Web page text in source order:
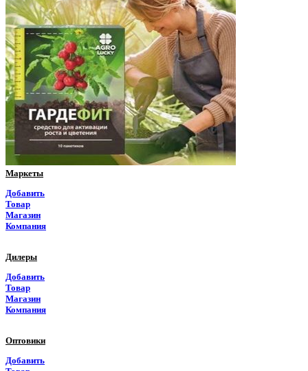
Орловская область
Пензенская область
Пермский край
Приморский край
Псковская область
Ростовская область
Маркеты
Добавить
Товар
Магазин
Компания
Дилеры
Добавить
Товар
Магазин
Компания
Оптовики
Добавить